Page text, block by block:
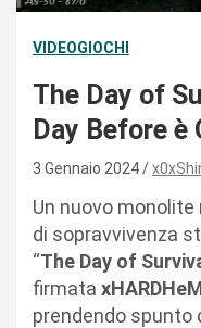
VIDEOGIOCHI
The Day of
Day Before è
3 Gennaio 2024
Un nuovo
di sopravvivenza
“The Day of
firmata
prendendo spunto